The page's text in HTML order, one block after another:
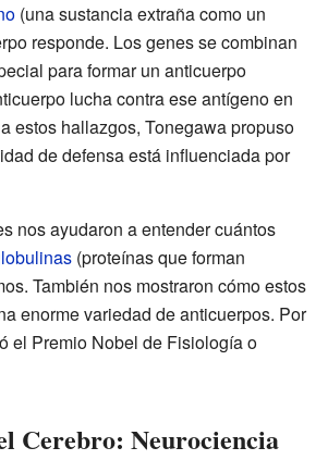
(una sustancia extraña como un
responde. Los genes se combinan
para formar un anticuerpo
lucha contra ese antígeno en
estos hallazgos, Tonegawa propuso
de defensa está influenciada por
nos ayudaron a entender cuántos
(proteínas que forman
También nos mostraron cómo estos
enorme variedad de anticuerpos. Por
el Premio Nobel de Fisiología o
Cerebro: Neurociencia